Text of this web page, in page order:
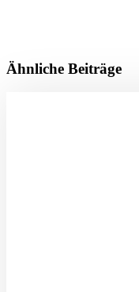
Ähnliche Beiträge